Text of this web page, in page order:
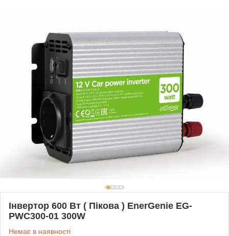
Інвертор 600 Вт ( Пікова ) EnerGenie EG-
PWC300-01 300W
Немає в наявності